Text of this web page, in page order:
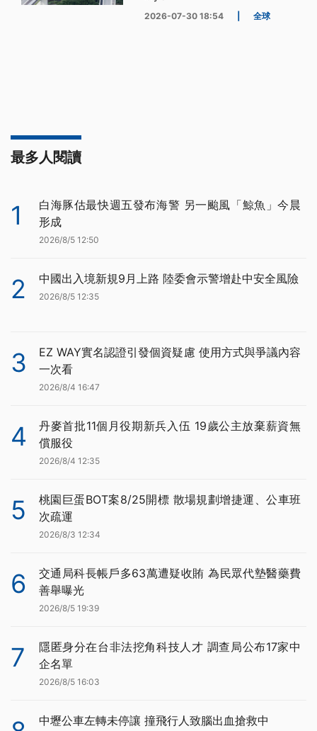
2026-07-30 18:54 全球
最多人閱讀
1
白海豚估最快週五發布海警 另一颱風「鯨魚」今晨
形成
2026/8/5 12:50
2 中國出入境新規9月上路 陸委會示警增赴中安全風險
2026/8/5 12:35
3
EZ WAY實名認證引發個資疑慮 使用方式與爭議內容
一次看
2026/8/4 16:47
4
丹麥首批11個月役期新兵入伍 19歲公主放棄薪資無
償服役
2026/8/4 12:35
5
桃園巨蛋BOT案8/25開標 散場規劃增捷運、公車班
次疏運
2026/8/3 12:34
6
交通局科長帳戶多63萬遭疑收賄 為民眾代墊醫藥費
善舉曝光
2026/8/5 19:39
7
隱匿身分在台非法挖角科技人才 調查局公布17家中
企名單
2026/8/5 16:03
中壢公車左轉未停讓 撞飛行人致腦出血搶救中